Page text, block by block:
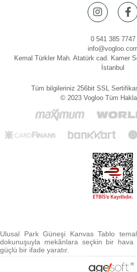
0 541 385 7747
Kemal Türkler Mah. Atatürk cad. Kamer
İstanbul
Tüm bilgileriniz 256bit SSL
© 2023 Vogloo Tüm
Ulusal Park Güneşi Kanvas Tablo
dokunuşuyla mekânlara seçkin bir
güçlü bir ifade yaratır.